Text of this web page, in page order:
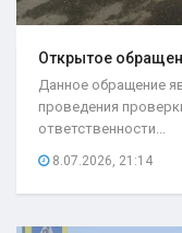
Открытое
Данное обращение
проведения
ответственности...
8.07.2026, 21:14